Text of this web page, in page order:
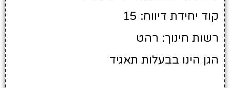
קוד יחידת דיווח: 15
רשות חינוך: רהט
הגן הינו בבעלות תאגיד